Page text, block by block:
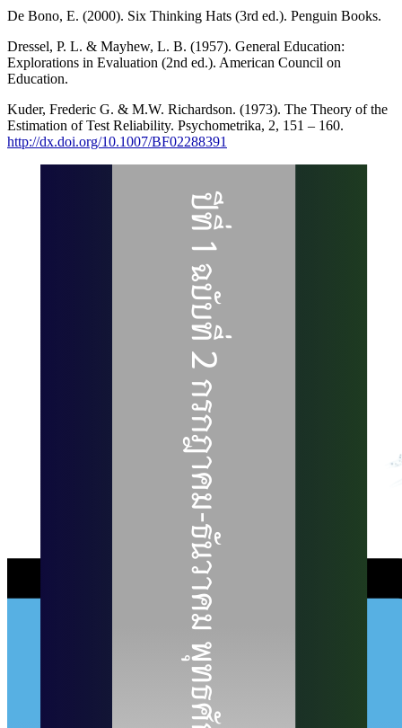
De Bono, E. (2000). Six Thinking Hats (3rd ed.). Penguin Books.
Dressel, P. L. & Mayhew, L. B. (1957). General Education:
Explorations in Evaluation (2nd ed.). American Council on
Education.
Kuder, Frederic G. & M.W. Richardson. (1973). The Theory of the
Estimation of Test Reliability. Psychometrika, 2, 151 – 160.
http://dx.doi.org/10.1007/BF02288391